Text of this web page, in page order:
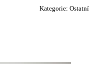
Kategorie: Ostatní